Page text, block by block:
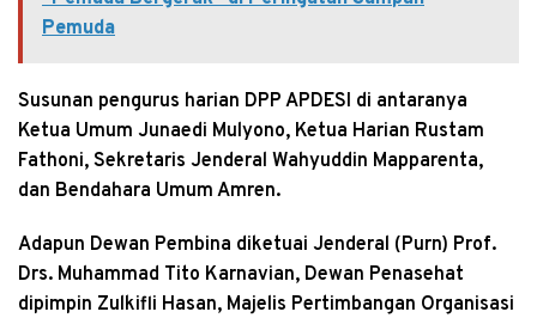
Pemuda
Susunan pengurus harian DPP APDESI di antaranya
Ketua Umum Junaedi Mulyono, Ketua Harian Rustam
Fathoni, Sekretaris Jenderal Wahyuddin Mapparenta,
dan Bendahara Umum Amren.
Adapun Dewan Pembina diketuai Jenderal (Purn) Prof.
Drs. Muhammad Tito Karnavian, Dewan Penasehat
dipimpin Zulkifli Hasan, Majelis Pertimbangan Organisasi